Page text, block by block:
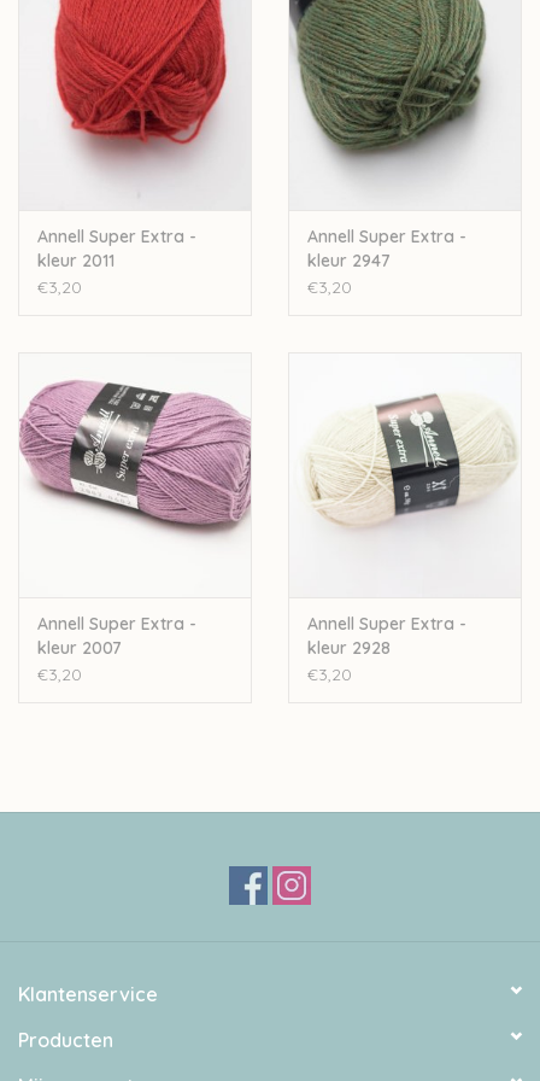
Wil je meer wol bestellen dan er momenteel bij ons op
voorraad is? Stuur een mailtje naarLien@Wolder.be. Annell is
een Belgisch bedrijf, waardoor we makkelijk wol kunnen
bijbestellen op vraag.
Annell Super Extra -
kleur 2011
€3,20
Annell Super Extra -
kleur 2947
€3,20
Annell Super Extra -
kleur 2007
€3,20
Annell Super Extra -
kleur 2928
€3,20
Klantenservice
Producten